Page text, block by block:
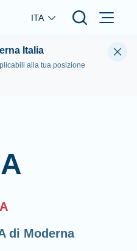
Skip to main content
ITA
Italia
alla tua posizione
di Moderna